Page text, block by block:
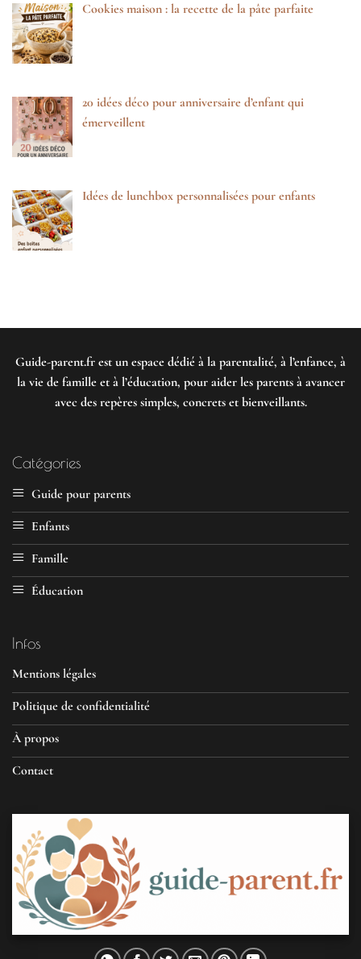
Cookies maison : la recette de la pâte parfaite
20 idées déco pour anniversaire d’enfant qui
émerveillent
Idées de lunchbox personnalisées pour enfants
Guide-parent.fr est un espace dédié à la parentalité, à l’enfance, à
la vie de famille et à l’éducation, pour aider les parents à avancer
avec des repères simples, concrets et bienveillants.
Catégories
Guide pour parents
Enfants
Famille
Éducation
Infos
Mentions légales
Politique de confidentialité
À propos
Contact